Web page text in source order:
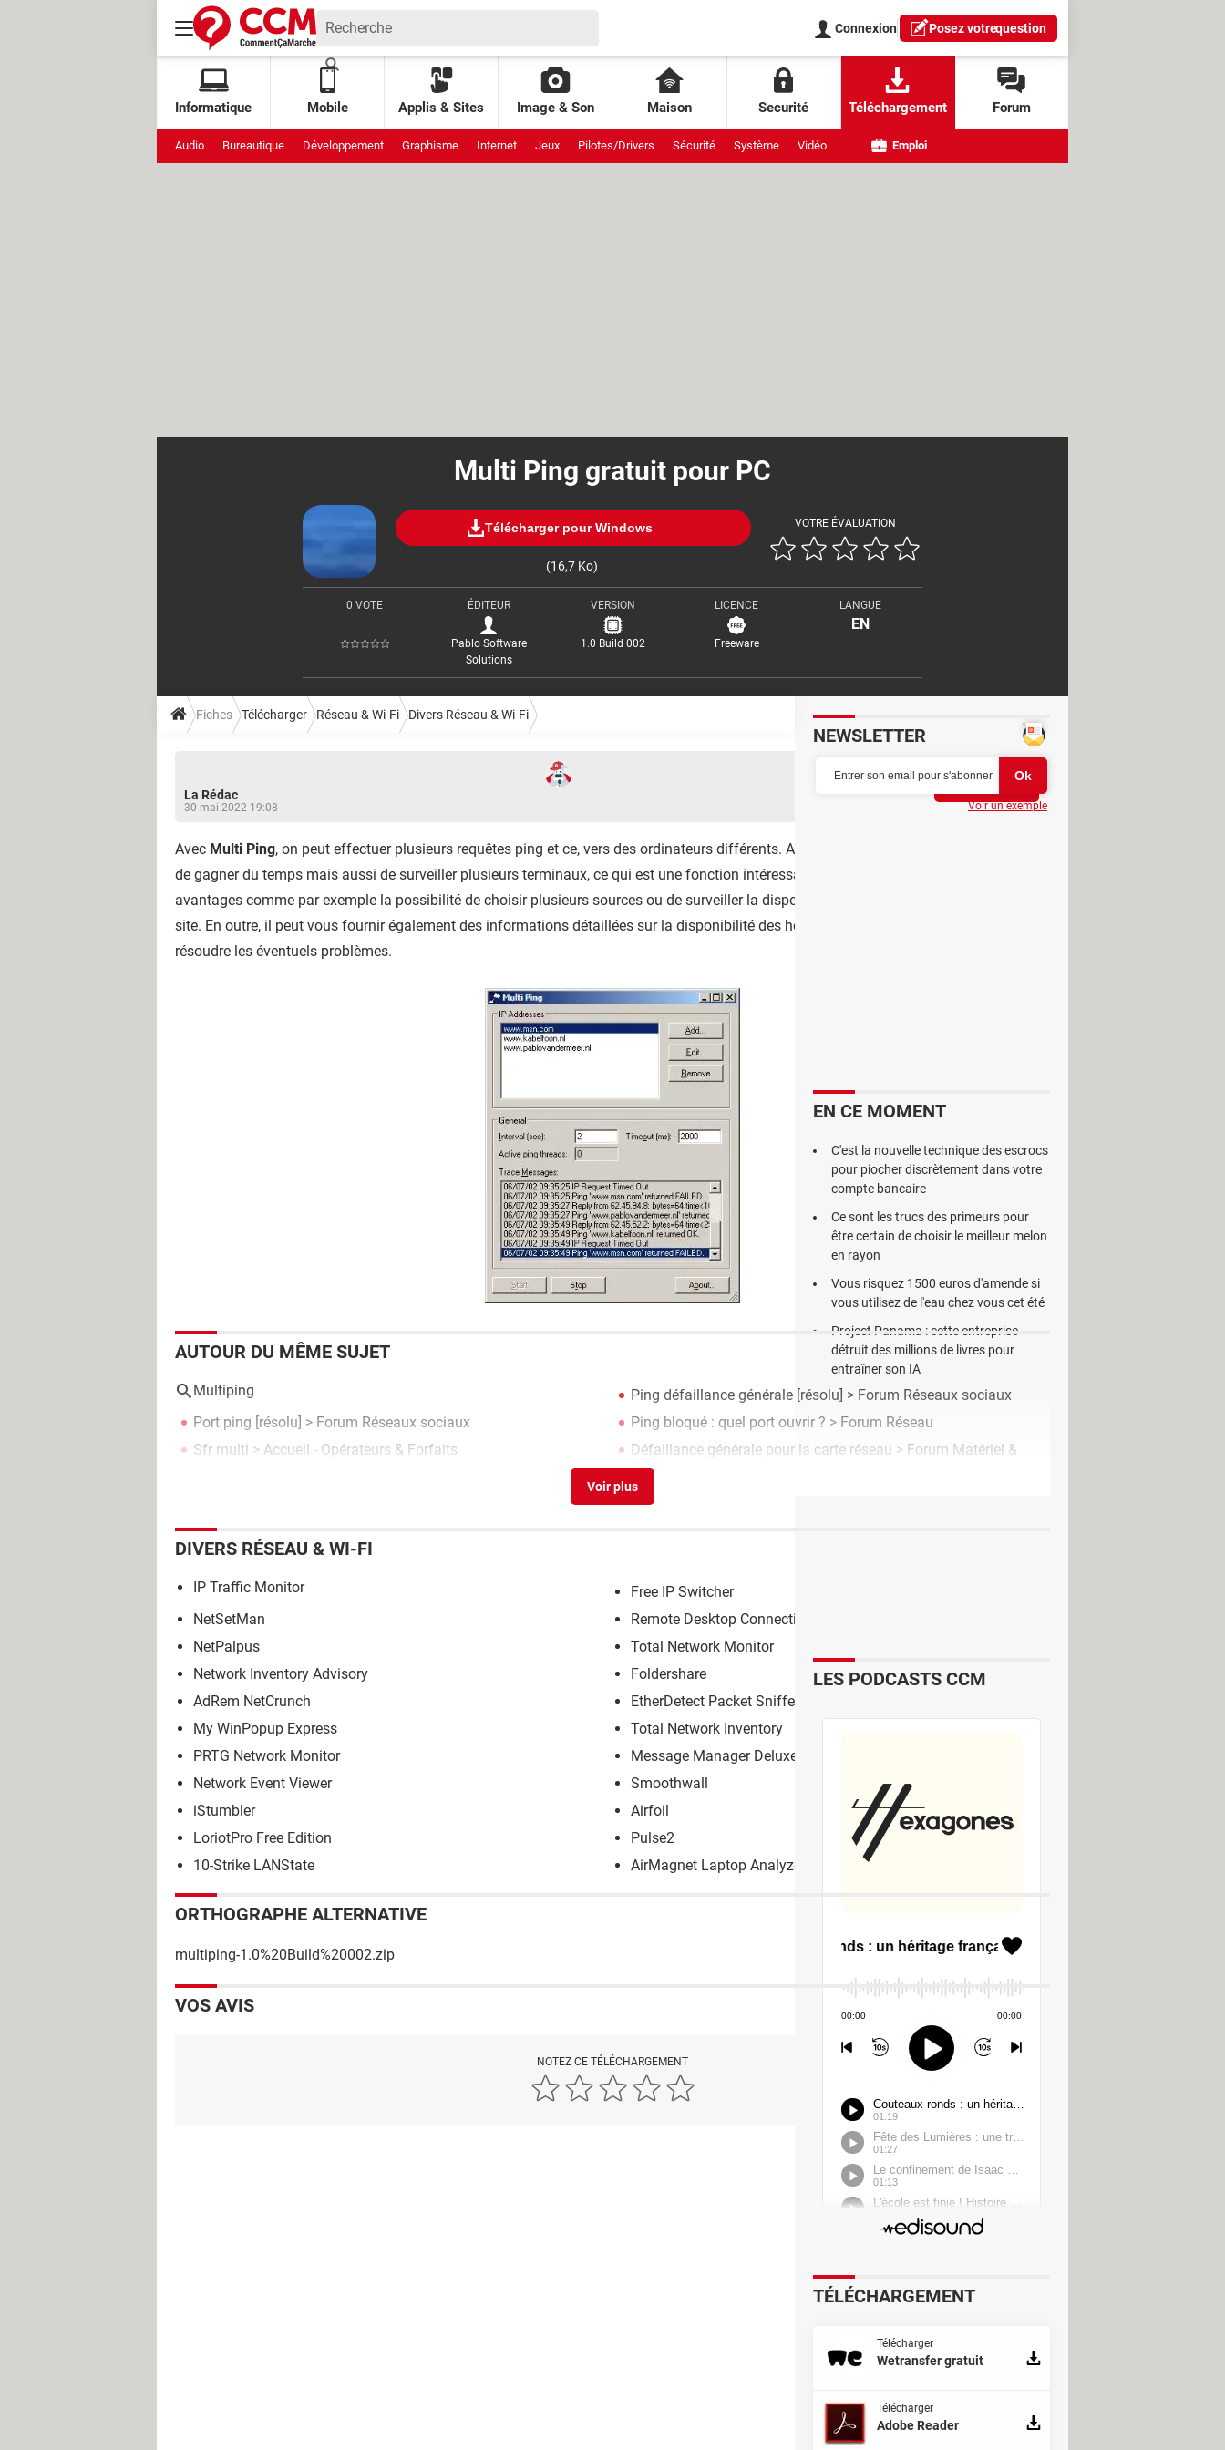
Connexion Posez votrequestion
Informatique Mobile Applis & Sites Image & Son Maison Securité Téléchargement Forum
Audio Bureautique Développement Graphisme Internet Jeux Pilotes/Drivers Sécurité Système Vidéo Emploi
Multi Ping gratuit pour PC
Télécharger pour Windows
(16,7 Ko)
VOTRE ÉVALUATION
0 VOTE ÉDITEUR
Pablo Software
Solutions
VERSION
1.0 Build 002
LICENCE
Freeware
LANGUE
EN
Fiches Télécharger Réseau & Wi-Fi Divers Réseau & Wi-Fi
La Rédac
30 mai 2022 19:08
Avec Multi Ping, on peut effectuer plusieurs requêtes ping et ce, vers des ordinateurs différents. Ainsi, ce logiciel permet non seulement
de gagner du temps mais aussi de surveiller plusieurs terminaux, ce qui est une fonction intéressante puisque cela procure de nombreux
avantages comme par exemple la possibilité de choisir plusieurs sources ou de surveiller la disponibilité des serveurs hébergeant votre
site. En outre, il peut vous fournir également des informations détaillées sur la disponibilité des hôtes afin de détecter les intrusions et de
résoudre les éventuels problèmes.
AUTOUR DU MÊME SUJET
Multiping Ping défaillance générale [résolu] > Forum Réseaux sociaux
Port ping [résolu] > Forum Réseaux sociaux Ping bloqué : quel port ouvrir ? > Forum Réseau
Sfr multi > Accueil - Opérateurs & Forfaits Défaillance générale pour la carte réseau > Forum Matériel &
Système
DIVERS RÉSEAU & WI-FI
IP Traffic Monitor
Free IP Switcher
NetSetMan
Remote Desktop Connection Client
NetPalpus
Total Network Monitor
Network Inventory Advisory
Foldershare
AdRem NetCrunch
EtherDetect Packet Sniffer
My WinPopup Express
Total Network Inventory
PRTG Network Monitor
Message Manager Deluxe
Network Event Viewer
Smoothwall
iStumbler
Airfoil
LoriotPro Free Edition
Pulse2
10-Strike LANState
AirMagnet Laptop Analyzer
ORTHOGRAPHE ALTERNATIVE
multiping-1.0%20Build%20002.zip
VOS AVIS
NOTEZ CE TÉLÉCHARGEMENT
NEWSLETTER
Voir un exemple
EN CE MOMENT
C'est la nouvelle technique des escrocs
pour piocher discrètement dans votre
compte bancaire
Ce sont les trucs des primeurs pour
être certain de choisir le meilleur melon
en rayon
Vous risquez 1500 euros d'amende si
vous utilisez de l'eau chez vous cet été
Project Panama : cette entreprise
détruit des millions de livres pour
entraîner son IA
LES PODCASTS CCM
TÉLÉCHARGEMENT
Télécharger
Wetransfer gratuit
Télécharger
Adobe Reader